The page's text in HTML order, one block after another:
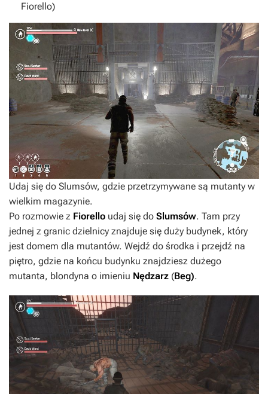
Fiorello)
Udaj się do Slumsów, gdzie przetrzymywane są mutanty w
wielkim magazynie.
Po rozmowie z Fiorello udaj się do Slumsów. Tam przy
jednej z granic dzielnicy znajduje się duży budynek, który
jest domem dla mutantów. Wejdź do środka i przejdź na
piętro, gdzie na końcu budynku znajdziesz dużego
mutanta, blondyna o imieniu Nędzarz (Beg).